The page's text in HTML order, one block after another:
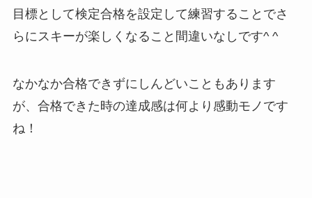
目標として検定合格を設定して練習することでさ
らにスキーが楽しくなること間違いなしです^ ^
なかなか合格できずにしんどいこともあります
が、合格できた時の達成感は何より感動モノです
ね！